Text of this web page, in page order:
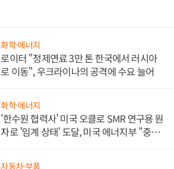
화학·에너지
로이터 "정제연료 3만 톤 한국에서 러시아
로 이동", 우크라이나의 공격에 수요 늘어
화학·에너지
'한수원 협력사' 미국 오클로 SMR 연구용 원
자로 '임계 상태' 도달, 미국 에너지부 "중요
자동차·부품